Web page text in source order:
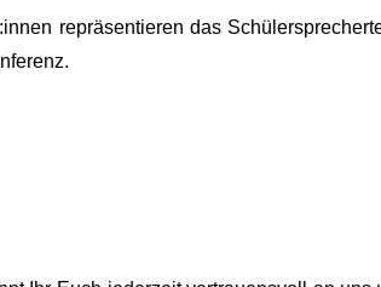
repräsentieren das